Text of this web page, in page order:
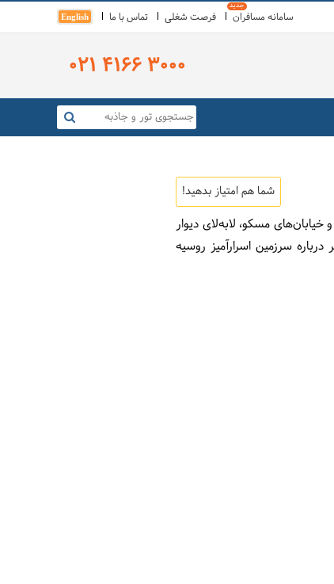
سامانه مسافران فرصت شغلی تماس با ما English
021 4166 3000
شما هم امتیاز بدهید!
مسکو، لابه‌لای دیوار
سرزمین اسرارآمیز روسیه